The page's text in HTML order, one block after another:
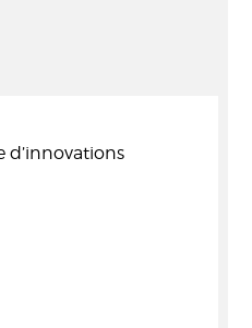
d’innovations